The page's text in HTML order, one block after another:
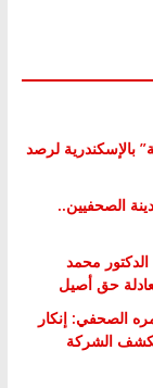
بالإسكندرية لرصد
الصحفيين..
محمد
حق أصيل
الصحفي: إنكار
بكشف الشركة